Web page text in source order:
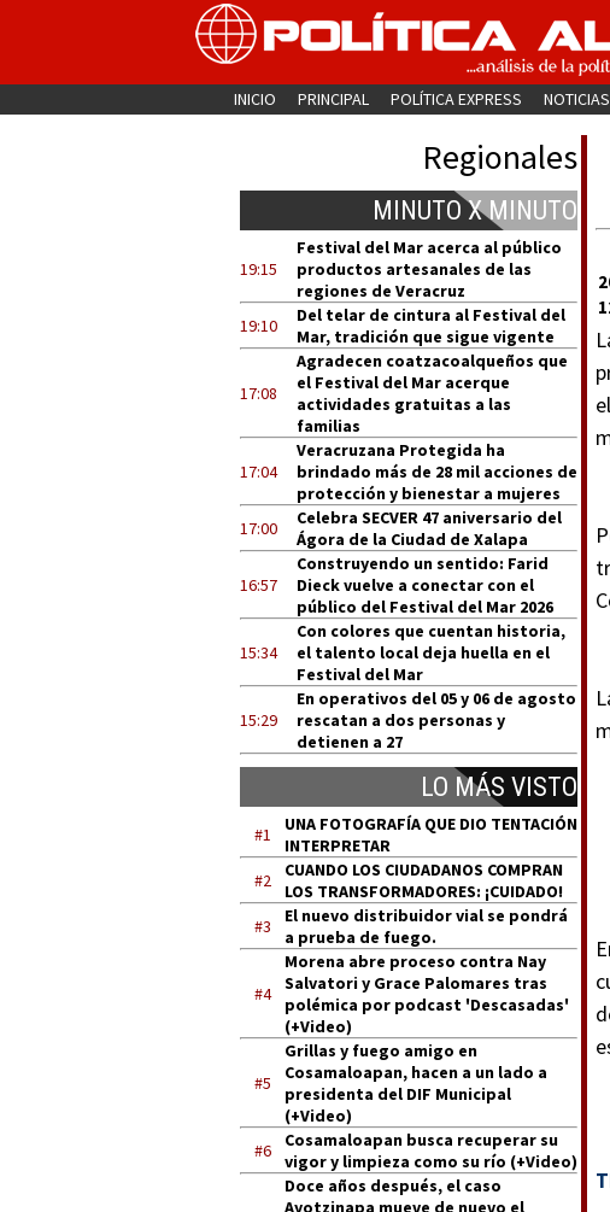
INICIO PRINCIPAL POLÍTICA EXPRESS
Regionales
MINUTO X MINUTO
19:15
Festival del Mar acerca al público
productos artesanales de las
regiones de Veracruz
19:10
Del telar de cintura al Festival del
Mar, tradición que sigue vigente
17:08
Agradecen coatzacoalqueños que
el Festival del Mar acerque
actividades gratuitas a las
familias
17:04
Veracruzana Protegida ha
brindado más de 28 mil acciones de
protección y bienestar a mujeres
17:00
Celebra SECVER 47 aniversario del
Ágora de la Ciudad de Xalapa
16:57
Construyendo un sentido: Farid
Dieck vuelve a conectar con el
público del Festival del Mar 2026
15:34
Con colores que cuentan historia,
el talento local deja huella en el
Festival del Mar
15:29
En operativos del 05 y 06 de agosto
rescatan a dos personas y
detienen a 27
LO MÁS VISTO
#1
UNA FOTOGRAFÍA QUE DIO TENTACIÓN
INTERPRETAR
#2
CUANDO LOS CIUDADANOS COMPRAN
LOS TRANSFORMADORES: ¡CUIDADO!
#3
El nuevo distribuidor vial se pondrá
a prueba de fuego.
#4
Morena abre proceso contra Nay
Salvatori y Grace Palomares tras
polémica por podcast 'Descasadas'
(+Video)
#5
Grillas y fuego amigo en
Cosamaloapan, hacen a un lado a
presidenta del DIF Municipal
(+Video)
#6
Cosamaloapan busca recuperar su
vigor y limpieza como su río (+Video)
Doce años después, el caso
Ayotzinapa mueve de nuevo el